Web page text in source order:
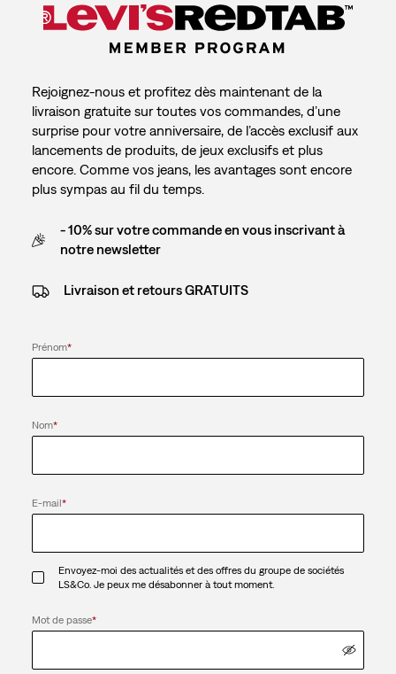
Rejoignez-nous et profitez dès maintenant de la
livraison gratuite sur toutes vos commandes, d’une
surprise pour votre anniversaire, de l’accès exclusif aux
lancements de produits, de jeux exclusifs et plus
encore. Comme vos jeans, les avantages sont encore
plus sympas au fil du temps.
- 10% sur votre commande en vous inscrivant à
notre newsletter
Livraison et retours GRATUITS
Prénom*
Nom*
E-mail*
Envoyez-moi des actualités et des offres du groupe de sociétés
LS&Co. Je peux me désabonner à tout moment.
Mot de passe*